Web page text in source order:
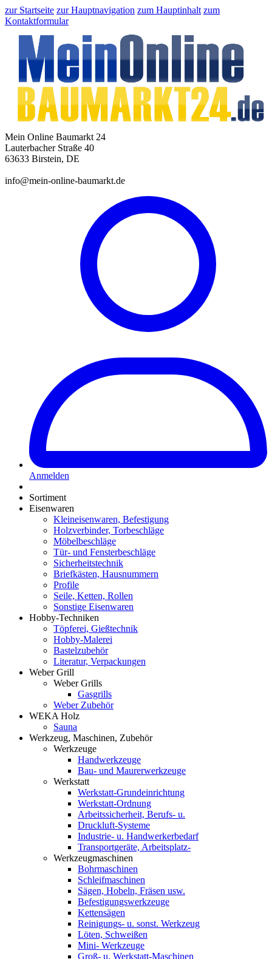
zur Startseite zur Hauptnavigation zum Hauptinhalt zum
Kontaktformular
Mein Online Baumarkt 24
Lauterbacher Straße 40
63633 Birstein, DE
info@mein-online-baumarkt.de
Anmelden
Sortiment
Eisenwaren
Kleineisenwaren, Befestigung
Holzverbinder, Torbeschläge
Möbelbeschläge
Tür- und Fensterbeschläge
Sicherheitstechnik
Briefkästen, Hausnummern
Profile
Seile, Ketten, Rollen
Sonstige Eisenwaren
Hobby-Techniken
Töpferei, Gießtechnik
Hobby-Malerei
Bastelzubehör
Literatur, Verpackungen
Weber Grill
Weber Grills
Gasgrills
Weber Zubehör
WEKA Holz
Sauna
Werkzeug, Maschinen, Zubehör
Werkzeuge
Handwerkzeuge
Bau- und Maurerwerkzeuge
Werkstatt
Werkstatt-Grundeinrichtung
Werkstatt-Ordnung
Arbeitssicherheit, Berufs- u.
Druckluft-Systeme
Industrie- u. Handwerkerbedarf
Transportgeräte, Arbeitsplatz-
Werkzeugmaschinen
Bohrmaschinen
Schleifmaschinen
Sägen, Hobeln, Fräsen usw.
Befestigungswerkzeuge
Kettensägen
Reinigungs- u. sonst. Werkzeug
Löten, Schweißen
Mini- Werkzeuge
Groß- u. Werkstatt-Maschinen